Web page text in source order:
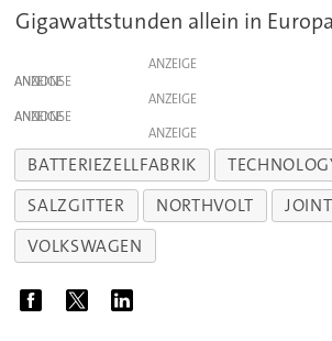
Gigawattstunden allein in
ANZEIGE
ANZEIGE
ANZEIGE
ANZEIGE
ANZEIGE
BATTERIEZELLFABRIK
SALZGITTER
NORTHVOLT
VOLKSWAGEN